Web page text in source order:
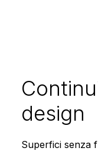
design
Superfici senza